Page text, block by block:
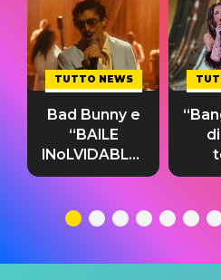
TUTTO NEWS
Bad Bunny e
“BAILE
INoLVIDABLE”:
testo,
significato
del